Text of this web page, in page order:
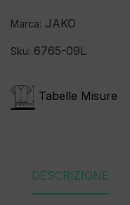
Marca: JAKO
Sku: 6765-09L
Tabelle Misure
DESCRIZIONE